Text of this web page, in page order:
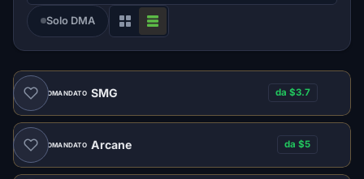
Solo DMA
RACCOMANDATO SMG da $3.7
RACCOMANDATO Arcane da $5